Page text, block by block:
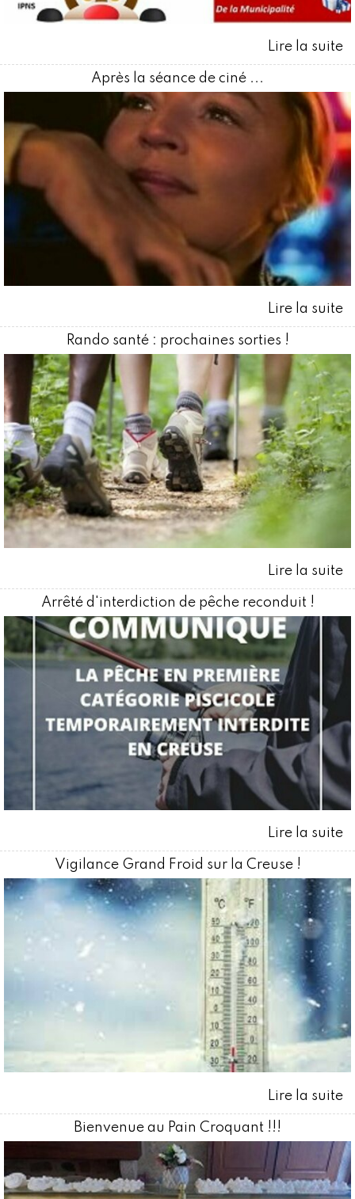
Après la séance de ciné ...
Rando santé : prochaines sorties !
Arrêté d'interdiction de pêche reconduit !
Vigilance Grand Froid sur la Creuse !
Bienvenue au Pain Croquant !!!